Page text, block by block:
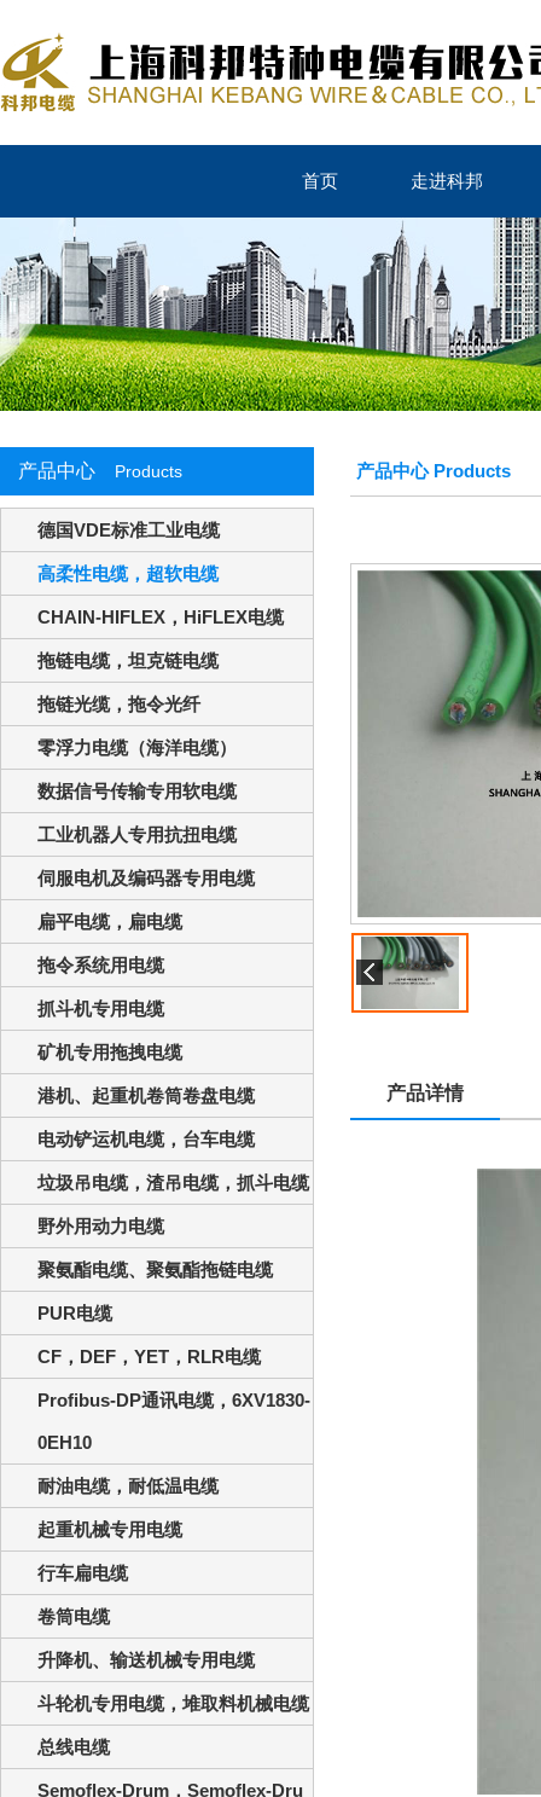
首页 走进科邦
产品中心 Products
德国VDE标准工业电缆
高柔性电缆，超软电缆
CHAIN-HIFLEX，HiFLEX电缆
拖链电缆，坦克链电缆
拖链光缆，拖令光纤
零浮力电缆（海洋电缆）
数据信号传输专用软电缆
工业机器人专用抗扭电缆
伺服电机及编码器专用电缆
扁平电缆，扁电缆
拖令系统用电缆
抓斗机专用电缆
矿机专用拖拽电缆
港机、起重机卷筒卷盘电缆
电动铲运机电缆，台车电缆
垃圾吊电缆，渣吊电缆，抓斗电缆
野外用动力电缆
聚氨酯电缆、聚氨酯拖链电缆
PUR电缆
CF，DEF，YET，RLR电缆
Profibus-DP通讯电缆，6XV1830-
0EH10
耐油电缆，耐低温电缆
起重机械专用电缆
行车扁电缆
卷筒电缆
升降机、输送机械专用电缆
斗轮机专用电缆，堆取料机械电缆
总线电缆
Semoflex-Drum，Semoflex-Dru
产品中心 Products
产品详情